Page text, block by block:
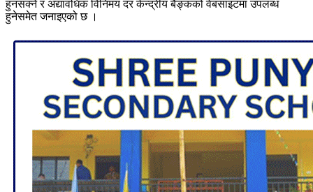
हुनसक्ने र अद्यावधिक विनिमय दर केन्द्रीय बैङ्कको वेबसाइटमा उपलब्ध
हुनेसमेत जनाइएको छ ।